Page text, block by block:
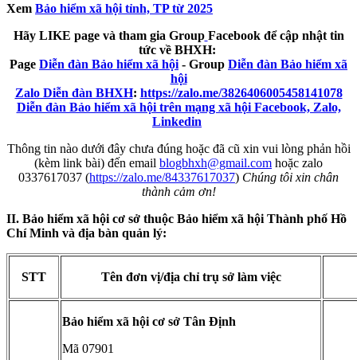
Xem Bảo hiểm xã hội tỉnh, TP từ 2025
Hãy LIKE page và tham gia Group Facebook để cập nhật tin
tức về BHXH:
Page Diễn đàn Bảo hiểm xã hội - Group Diễn đàn Bảo hiểm xã
hội
Zalo Diễn đàn BHXH: https://zalo.me/3826406005458141078
Diễn đàn Bảo hiểm xã hội trên mạng xã hội Facebook, Zalo,
Linkedin
Thông tin nào dưới đây chưa đúng hoặc đã cũ xin vui lòng phản hồi
(kèm link bài) đến email blogbhxh@gmail.com hoặc zalo
0337617037 (https://zalo.me/84337617037) Chúng tôi xin chân
thành cảm ơn!
II. Bảo hiểm xã hội cơ sở thuộc Bảo hiểm xã hội Thành phố Hồ
Chí Minh và địa bàn quản lý:
STT Tên đơn vị/địa chỉ trụ sở làm việc
Bảo hiểm xã hội cơ sở Tân Định
Mã 07901